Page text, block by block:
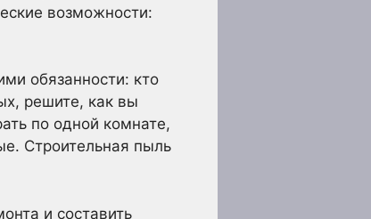
возможности:
обязанности: кто
решите, как вы
по одной комнате,
Строительная пыль
и составить